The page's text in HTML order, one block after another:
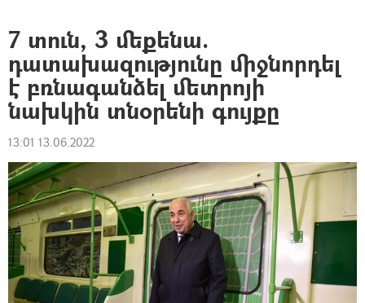
7 տուն, 3 մեքենա.
դատախազությունը միջնորդել
է բռնագանձել մետրոյի
նախկին տնօրենի գույքը
13:01 13.06.2022